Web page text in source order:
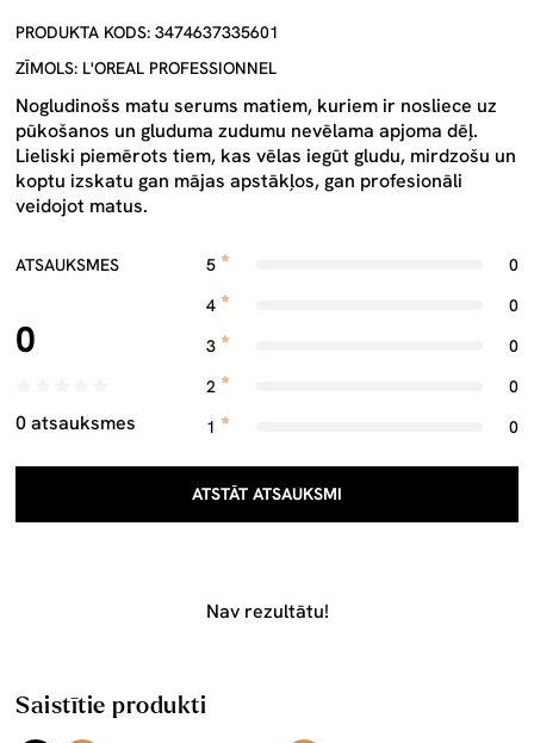
PRODUKTA KODS: 3474637335601
ZĪMOLS: L'OREAL PROFESSIONNEL
Nogludinošs matu serums matiem, kuriem ir nosliece uz
pūkošanos un gluduma zudumu nevēlama apjoma dēļ.
Lieliski piemērots tiem, kas vēlas iegūt gludu, mirdzošu un
koptu izskatu gan mājas apstākļos, gan profesionāli
veidojot matus.
ATSAUKSMES
0
0 atsauksmes
5
0
4
0
3
0
2
0
1
0
ATSTĀT ATSAUKSMI
Nav rezultātu!
Saistītie produkti